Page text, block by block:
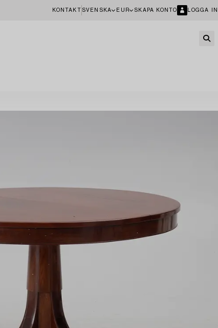
KONTAKT SVENSKA EUR SKAPA KONTO LOGGA IN